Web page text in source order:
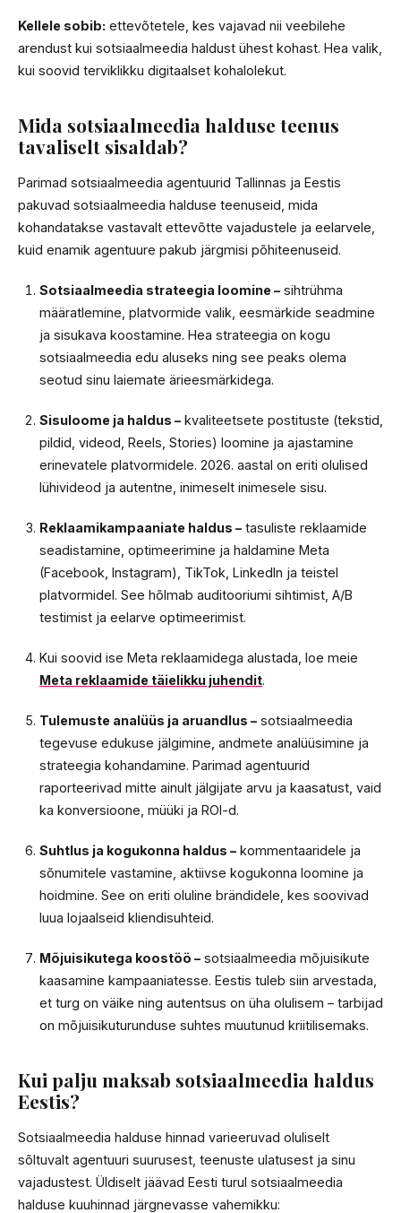
Kellele sobib: ettevõtetele, kes vajavad nii veebilehe
arendust kui sotsiaalmeedia haldust ühest kohast. Hea valik,
kui soovid terviklikku digitaalset kohalolekut.
Mida sotsiaalmeedia halduse teenus
tavaliselt sisaldab?
Parimad sotsiaalmeedia agentuurid Tallinnas ja Eestis
pakuvad sotsiaalmeedia halduse teenuseid, mida
kohandatakse vastavalt ettevõtte vajadustele ja eelarvele,
kuid enamik agentuure pakub järgmisi põhiteenuseid.
Sotsiaalmeedia strateegia loomine – sihtrühma
määratlemine, platvormide valik, eesmärkide seadmine
ja sisukava koostamine. Hea strateegia on kogu
sotsiaalmeedia edu aluseks ning see peaks olema
seotud sinu laiemate ärieesmärkidega.
Sisuloome ja haldus – kvaliteetsete postituste (tekstid,
pildid, videod, Reels, Stories) loomine ja ajastamine
erinevatele platvormidele. 2026. aastal on eriti olulised
lühivideod ja autentne, inimeselt inimesele sisu.
Reklaamikampaaniate haldus – tasuliste reklaamide
seadistamine, optimeerimine ja haldamine Meta
(Facebook, Instagram), TikTok, LinkedIn ja teistel
platvormidel. See hõlmab auditooriumi sihtimist, A/B
testimist ja eelarve optimeerimist.
Kui soovid ise Meta reklaamidega alustada, loe meie
Meta reklaamide täielikku juhendit.
Tulemuste analüüs ja aruandlus – sotsiaalmeedia
tegevuse edukuse jälgimine, andmete analüüsimine ja
strateegia kohandamine. Parimad agentuurid
raporteerivad mitte ainult jälgijate arvu ja kaasatust, vaid
ka konversioone, müüki ja ROI-d.
Suhtlus ja kogukonna haldus – kommentaaridele ja
sõnumitele vastamine, aktiivse kogukonna loomine ja
hoidmine. See on eriti oluline brändidele, kes soovivad
luua lojaalseid kliendisuhteid.
Mõjuisikutega koostöö – sotsiaalmeedia mõjuisikute
kaasamine kampaaniatesse. Eestis tuleb siin arvestada,
et turg on väike ning autentsus on üha olulisem – tarbijad
on mõjuisikuturunduse suhtes muutunud kriitilisemaks.
Kui palju maksab sotsiaalmeedia haldus
Eestis?
Sotsiaalmeedia halduse hinnad varieeruvad oluliselt
sõltuvalt agentuuri suurusest, teenuste ulatusest ja sinu
vajadustest. Üldiselt jäävad Eesti turul sotsiaalmeedia
halduse kuuhinnad järgnevasse vahemikku: